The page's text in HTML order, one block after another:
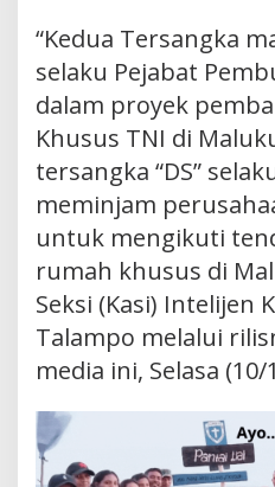
“Kedua Tersangka
selaku Pejabat
dalam proyek
Khusus TNI di
tersangka “DS”
meminjam
untuk mengikuti
rumah khusus di
Seksi (Kasi) Intelijen
Talampo melalui
media ini, Selasa (10/